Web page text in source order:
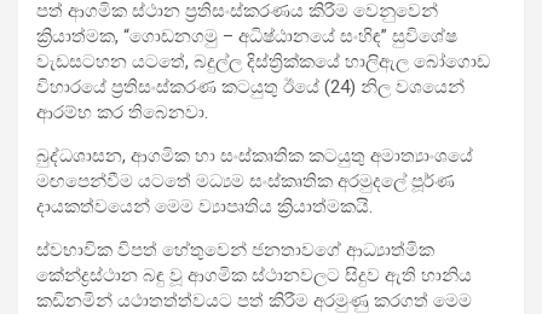
පත් ආගමික ස්ථාන ප්‍රතිසංස්කරණය කිරීම වෙනුවෙන්
ක්‍රියාත්මක, “ගොඩනගමු – අධිෂ්ඨානයේ සංහිඳ” සුවිශේෂ
වැඩසටහන යටතේ, බදුල්ල දිස්ත්‍රික්කයේ හාලිඇල බෝගොඩ
විහාරයේ ප්‍රතිසංස්කරණ කටයුතු ඊයේ (24) නිල වශයෙන්
ආරම්භ කර තිබෙනවා.
බුද්ධශාසන, ආගමික හා සංස්කෘතික කටයුතු අමාත්‍යාංශයේ
මඟපෙන්වීම යටතේ මධ්‍යම සංස්කෘතික අරමුදලේ පූර්ණ
දායකත්වයෙන් මෙම ව්‍යාපෘතිය ක්‍රියාත්මකයි.
ස්වභාවික විපත් හේතුවෙන් ජනතාවගේ ආධ්‍යාත්මික
කේන්ද්‍රස්ථාන බඳු වූ ආගමික ස්ථානවලට සිදුව ඇති හානිය
කඩිනමින් යථාතත්ත්වයට පත් කිරීම අරමුණු කරගත් මෙම